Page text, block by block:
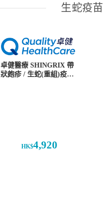
生蛇疫苗
卓健醫療 SHINGRIX 帶
狀皰疹 / 生蛇(重組)疫苗
HK$4,920